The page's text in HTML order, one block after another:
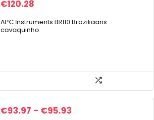
€120.28
APC Instruments BR110 Braziliaans
cavaquinho
€93.97 – €95.93